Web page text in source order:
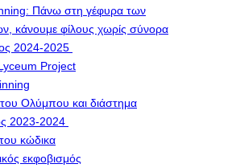
Πάνω στη γέφυρα των
κάνουμε φίλους χωρίς σύνορα
2024-2025
Project
Ολύμπου και διάστημα
2023-2024
κώδικα
εκφοβισμός